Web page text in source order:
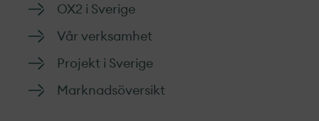
OX2 i Sverige
Vår verksamhet
Projekt­ i Sverige
Marknads­översikt